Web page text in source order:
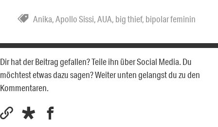
Anika,Apollo Sissi,AUA, big thief, bipolar feminin
Dir hat der Beitrag gefallen? Teile ihn über Social Media. Du
möchtest etwas dazu sagen? Weiter unten gelangst du zu den
Kommentaren.